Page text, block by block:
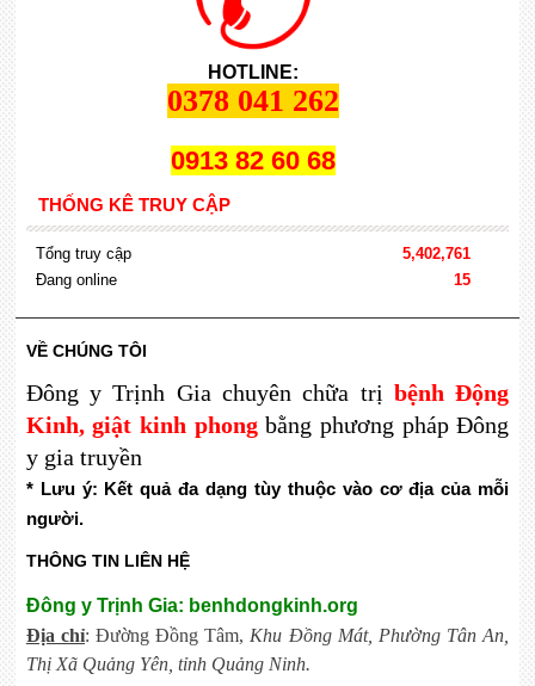
HOTLINE:
0378 041 262
0913 82 60 68
THỐNG KÊ TRUY CẬP
Tổng truy cập
5,402,761
Đang online
15
VỀ CHÚNG TÔI
Đông y Trịnh Gia chuyên chữa trị bệnh Động
Kinh, giật kinh phongbằng phương pháp Đông
y gia truyền
* Lưu ý: Kết quả đa dạng tùy thuộc vào cơ địa của mỗi
người.
THÔNG TIN LIÊN HỆ
Đông y Trịnh Gia: benhdongkinh.org
Địa chỉ: Đường Đồng Tâm, Khu Đồng Mát, Phường Tân An,
Thị Xã Quảng Yên, tỉnh Quảng Ninh.